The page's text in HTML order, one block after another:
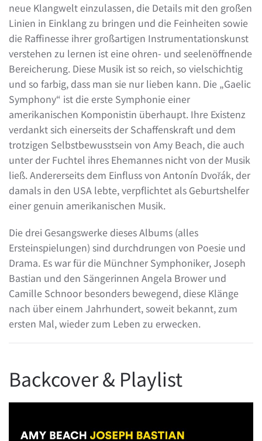
neue Klangwelt einzulassen, die Details mit den großen
Linien in Einklang zu bringen und die Feinheiten sowie
die Raffinesse ihrer großartigen Instrumentationskunst
verstehen zu lernen ist eine ohren- und seelenöffnende
Bereicherung. Diese Musik ist so reich, so vielschichtig
und so farbig, dass man sie nur lieben kann. Die „Gaelic
Symphony“ ist die erste Symphonie einer
amerikanischen Komponistin überhaupt. Ihre Existenz
verdankt sich einerseits der Schaffenskraft und dem
trotzigen Selbstbewusstsein von Amy Beach, die auch
unter der Fuchtel ihres Ehemannes nicht von der Musik
ließ. Andererseits dem Einfluss von Antonín Dvořák, der
damals in den USA lebte, verpflichtet als Geburtshelfer
einer genuin amerikanischen Musik.
Die drei Gesangswerke dieses Albums (alles
Ersteinspielungen) sind durchdrungen von Poesie und
Drama. Es war für die Münchner Symphoniker, Joseph
Bastian und den Sängerinnen Angela Brower und
Camille Schnoor besonders bewegend, diese Klänge
nach über einem Jahrhundert, soweit bekannt, zum
ersten Mal, wieder zum Leben zu erwecken.
Backcover & Playlist